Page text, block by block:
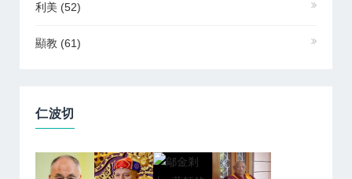
利美 (52)
顯教 (61)
仁波切